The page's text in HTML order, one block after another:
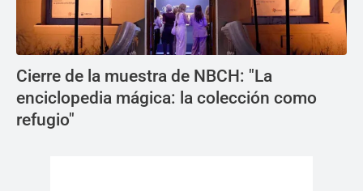
Cierre de la muestra de NBCH: "La
enciclopedia mágica: la colección como
refugio"